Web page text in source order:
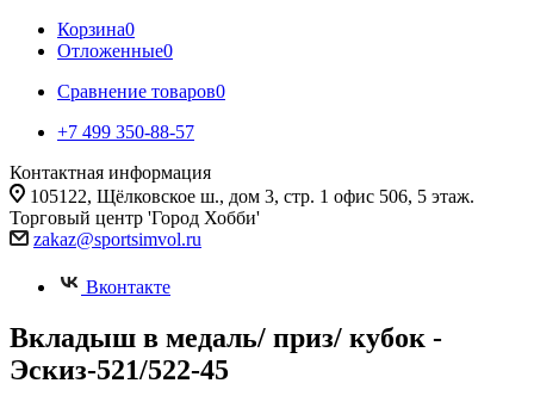
Корзина0
Отложенные0
Сравнение товаров0
+7 499 350-88-57
Контактная информация
105122, Щёлковское ш., дом 3, стр. 1 офис 506, 5 этаж.
Торговый центр 'Город Хобби'
zakaz@sportsimvol.ru
Вконтакте
Вкладыш в медаль/ приз/ кубок -
Эскиз-521/522-45